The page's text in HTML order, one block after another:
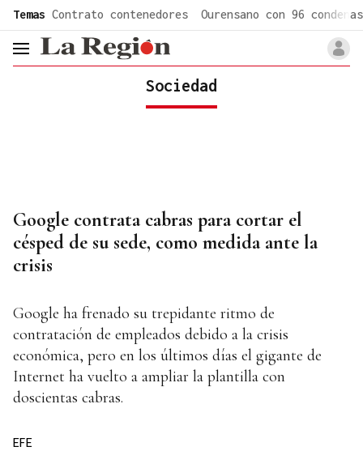
Temas Contrato contenedores Ourensano con 96 condenas
header.menu.open
Sociedad
Google contrata cabras para cortar el
césped de su sede, como medida ante la
crisis
Google ha frenado su trepidante ritmo de
contratación de empleados debido a la crisis
económica, pero en los últimos días el gigante de
Internet ha vuelto a ampliar la plantilla con
doscientas cabras.
EFE